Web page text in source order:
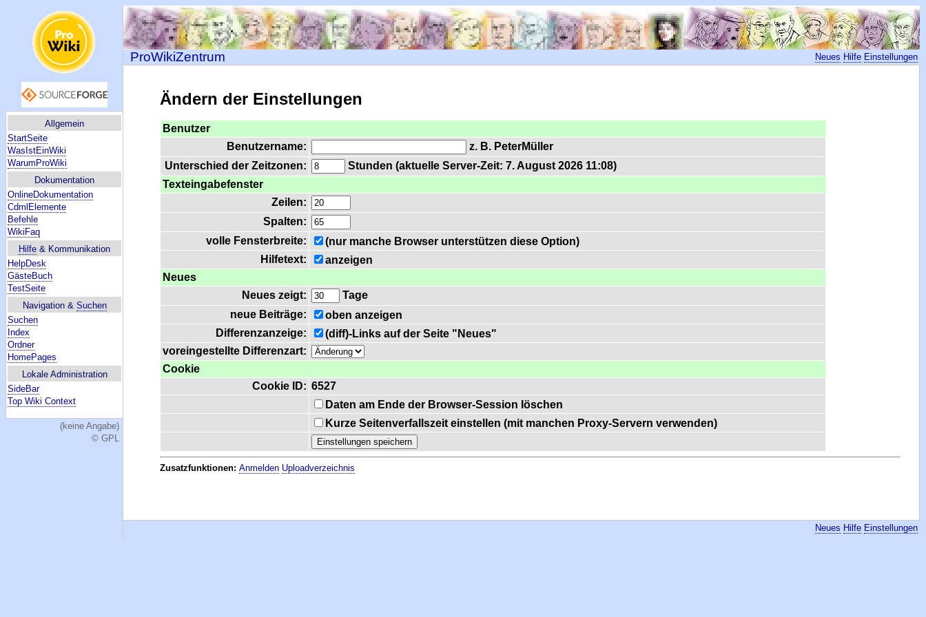
Allgemein
StartSeite
WasIstEinWiki
WarumProWiki
Dokumentation
OnlineDokumentation
CdmlElemente
Befehle
WikiFaq
Hilfe & Kommunikation
HelpDesk
GästeBuch
TestSeite
Navigation & Suchen
Suchen
Index
Ordner
HomePages
Lokale Administration
SideBar
Top Wiki Context
(keine Angabe)
© GPL
ProWikiZentrum Neues Hilfe Einstellungen
Ändern der Einstellungen
Benutzer
Benutzername:
z. B. PeterMüller
Unterschied der Zeitzonen:
Stunden (aktuelle Server-Zeit: 7. August 2026 11:08)
Texteingabefenster
Zeilen:
Spalten:
volle Fensterbreite:
(nur manche Browser unterstützen diese Option)
Hilfetext:
anzeigen
Neues
Neues zeigt:
Tage
neue Beiträge:
oben anzeigen
Differenzanzeige:
(diff)-Links auf der Seite "Neues"
voreingestellte Differenzart:
Cookie
Cookie ID: 6527
Daten am Ende der Browser-Session löschen
Kurze Seitenverfallszeit einstellen (mit manchen Proxy-Servern verwenden)
Zusatzfunktionen:Anmelden Uploadverzeichnis
Neues Hilfe Einstellungen